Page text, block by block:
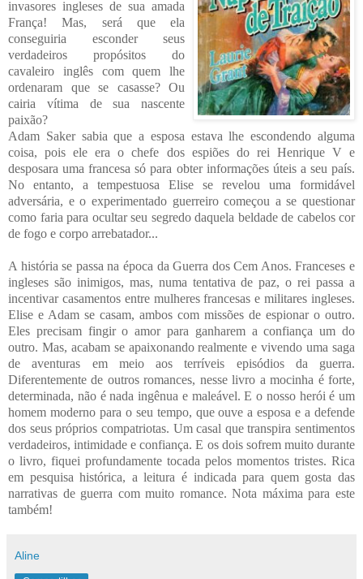
invasores ingleses de sua amada
França! Mas, será que ela
conseguiria esconder seus
verdadeiros propósitos do
cavaleiro inglês com quem lhe
ordenaram que se casasse? Ou
cairia vítima de sua nascente
paixão?
Adam Saker sabia que a esposa estava lhe escondendo alguma
coisa, pois ele era o chefe dos espiões do rei Henrique V e
desposara uma francesa só para obter informações úteis a seu país.
No entanto, a tempestuosa Elise se revelou uma formidável
adversária, e o experimentado guerreiro começou a se questionar
como faria para ocultar seu segredo daquela beldade de cabelos cor
de fogo e corpo arrebatador...
A história se passa na época da Guerra dos Cem Anos. Franceses e
ingleses são inimigos, mas, numa tentativa de paz, o rei passa a
incentivar casamentos entre mulheres francesas e militares ingleses.
Elise e Adam se casam, ambos com missões de espionar o outro.
Eles precisam fingir o amor para ganharem a confiança um do
outro. Mas, acabam se apaixonando realmente e vivendo uma saga
de aventuras em meio aos terríveis episódios da guerra.
Diferentemente de outros romances, nesse livro a mocinha é forte,
determinada, não é nada ingênua e maleável. E o nosso herói é um
homem moderno para o seu tempo, que ouve a esposa e a defende
dos seus próprios compatriotas. Um casal que transpira sentimentos
verdadeiros, intimidade e confiança. E os dois sofrem muito durante
o livro, fiquei profundamente tocada pelos momentos tristes. Rica
em pesquisa histórica, a leitura é indicada para quem gosta das
narrativas de guerra com muito romance. Nota máxima para este
também!
Aline